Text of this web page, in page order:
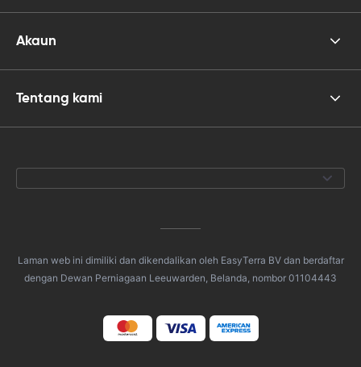
Akaun
Tentang kami
Laman web ini dimiliki dan dikendalikan oleh EasyTerra BV dan berdaftar
dengan Dewan Perniagaan Leeuwarden, Belanda, nombor 01104443